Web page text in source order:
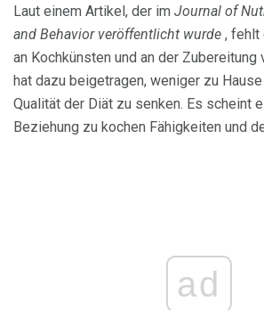
Laut einem Artikel, der im Journal of
and Behavior veröffentlicht wurde , fehlt
an Kochkünsten und an der Zubereitung
hat dazu beigetragen, weniger zu
Qualität der Diät zu senken. Es scheint
Beziehung zu kochen Fähigkeiten und
ad